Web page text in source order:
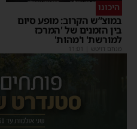
היכונו
במוצ”ש הקרוב: מופע סיום
בין הזמנים של 'המרכז
למורשת' ו'מהות'
מנחם דויטש 11:01